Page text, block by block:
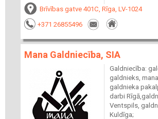
Brīvības gatve 401C, Rīga, LV-1024
+371 26855496
Mana Galdniecība, SIA
Galdniecība:
galdnieks,
galdnieka
darbi
Ventspils,
Kuldīga;